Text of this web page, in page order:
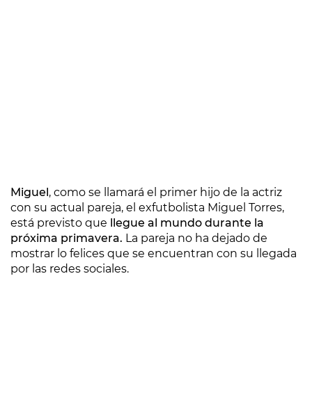
Miguel, como se llamará el primer hijo de la actriz
con su actual pareja, el exfutbolista Miguel Torres,
está previsto que llegue al mundo durante la
próxima primavera. La pareja no ha dejado de
mostrar lo felices que se encuentran con su llegada
por las redes sociales.